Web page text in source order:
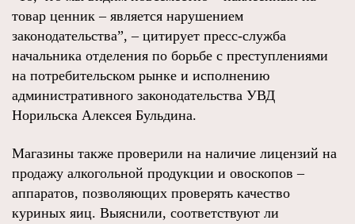
товар ценник – является нарушением
законодательства”, – цитирует пресс-служба
начальника отделения по борьбе с преступлениями
на потребительском рынке и исполнению
административного законодательства УВД
Норильска Алексея Бульдина.
Магазины также проверили на наличие лицензий на
продажу алкогольной продукции и овоскопов –
аппаратов, позволяющих проверять качество
куриных яиц. Выяснили, соответствуют ли